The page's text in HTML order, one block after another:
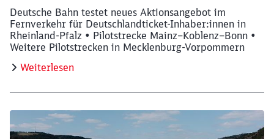
Deutsche Bahn testet neues Aktionsangebot im
Fernverkehr für Deutschlandticket-Inhaber:innen in
Rheinland-Pfalz • Pilotstrecke Mainz–Koblenz–Bonn •
Weitere Pilotstrecken in Mecklenburg-Vorpommern
Weiterlesen